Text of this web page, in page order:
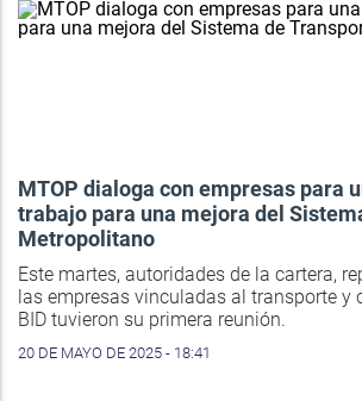
MTOP dialoga con empresas para
trabajo para una mejora del
Metropolitano
Este martes, autoridades de la cartera,
las empresas vinculadas al transporte y
BID tuvieron su primera reunión.
20 DE MAYO DE 2025 - 18:41